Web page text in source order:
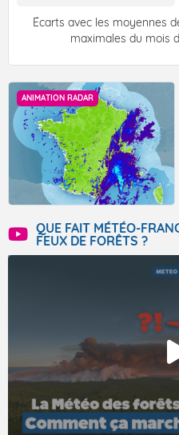
Écarts avec les moyennes
maximales du mois
ANIMATION RADAR
QUE FAIT MÉTÉO-
FEUX DE FORÊTS ?